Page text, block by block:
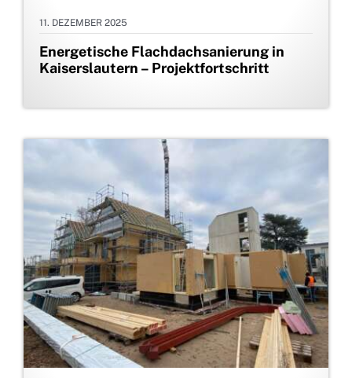
11. DEZEMBER 2025
Energetische Flachdachsanierung in
Kaiserslautern – Projektfortschritt